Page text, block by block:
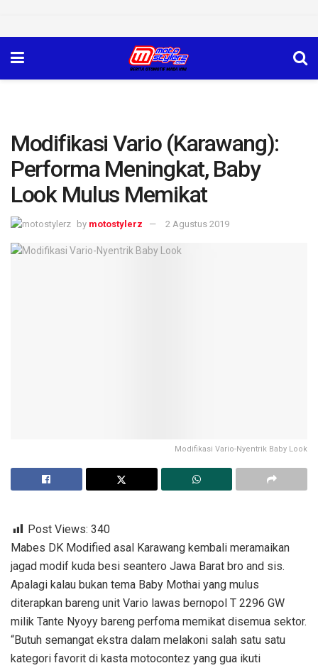
Modifikasi Vario (Karawang):
Performa Meningkat, Baby
Look Mulus Memikat
by motostylerz 2 Agustus 2019
Modifikasi Vario-Nyentrik Baby Look
Post Views: 340
Mabes DK Modified asal Karawang kembali meramaikan
jagad modif kuda besi seantero Jawa Barat bro and sis.
Apalagi kalau bukan tema Baby Mothai yang mulus
diterapkan bareng unit Vario lawas bernopol T 2296 GW
milik Tante Nyoyy bareng perfoma memikat disemua sektor.
“Butuh semangat ekstra dalam melakoni salah satu satu
kategori favorit di kasta motocontez yang gua ikuti